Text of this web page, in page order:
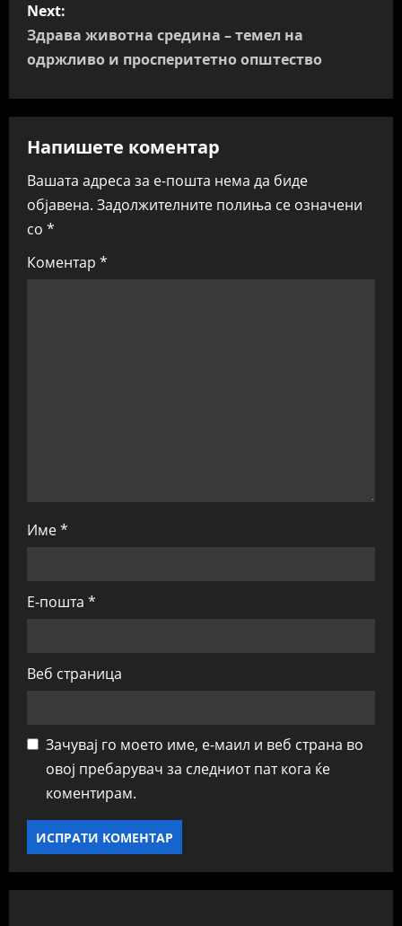
t
n
a
v
i
g
a
Next:
Здрава животна средина – темел на
одржливо и просперитетно општество
Напишете коментар
Вашата адреса за е-пошта нема да биде
објавена. Задолжителните полиња се означени
со *
Коментар *
Име*
Е-пошта *
Веб страница
Зачувај го моето име, е-маил и веб страна во
овој пребарувач за следниот пат кога ќе
коментирам.